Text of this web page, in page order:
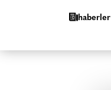
haberler